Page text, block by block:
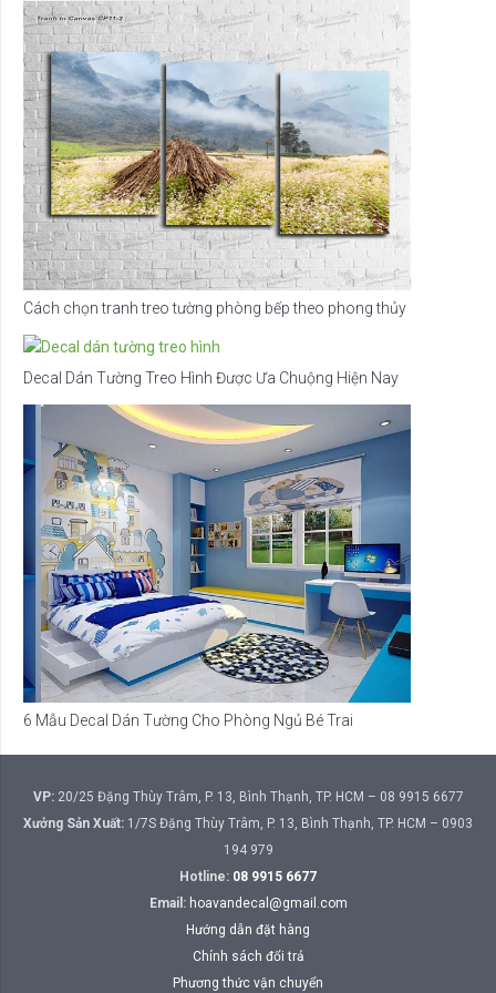
Cách chọn tranh treo tường phòng bếp theo phong thủy
Decal Dán Tường Treo Hình Được Ưa Chuộng Hiện Nay
6 Mẫu Decal Dán Tường Cho Phòng Ngủ Bé Trai
VP:20/25 Đặng Thùy Trâm, P. 13, Bình Thạnh, TP. HCM – 08 9915 6677
Xưởng Sản Xuất: 1/7S Đặng Thùy Trâm, P. 13, Bình Thạnh, TP. HCM – 0903
194 979
Hotline: 08 9915 6677
Email: hoavandecal@gmail.com
Hướng dẫn đặt hàng
Chính sách đổi trả
Phương thức vận chuyển